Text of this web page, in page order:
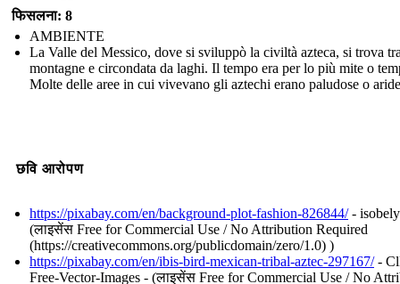
फिसलना: 8
AMBIENTE
La Valle del Messico, dove si sviluppò la civiltà azteca, si trova
montagne e circondata da laghi. Il tempo era per lo più mite o
Molte delle aree in cui vivevano gli aztechi erano paludose o
छवि आरोपण
https://pixabay.com/en/background-plot-fashion-826844/-
(लाइसेंस Free for Commercial Use / No Attribution Required
(https://creativecommons.org/publicdomain/zero/1.0) )
https://pixabay.com/en/ibis-bird-mexican-tribal-aztec-297167/-
Free-Vector-Images - (लाइसेंस Free for Commercial Use / No